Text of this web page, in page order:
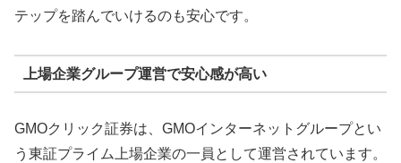
テップを踏んでいけるのも安心です。
上場企業グループ運営で安心感が高い
GMOクリック証券は、GMOインターネットグループとい
う東証プライム上場企業の一員として運営されています。